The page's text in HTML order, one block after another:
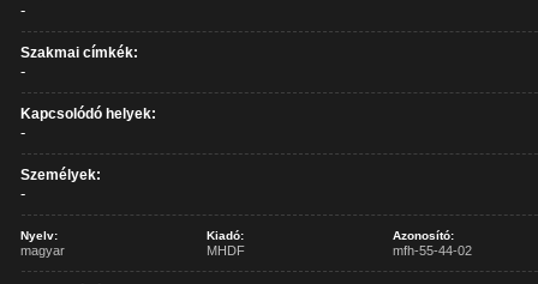
-
Szakmai címkék:
-
Kapcsolódó helyek:
-
Személyek:
-
Nyelv:
magyar
Kiadó:
MHDF
Azonosító:
mfh-55-44-02